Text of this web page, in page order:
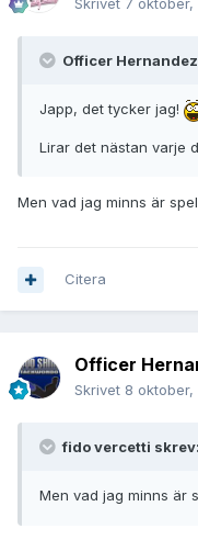
Skrivet 7 oktober,
Officer
Japp, det tycker jag!
Lirar det nästan varje
Men vad jag minns är
Citera
Officer
Skrivet 8 oktober,
fido vercetti skrev:
Men vad jag minns är